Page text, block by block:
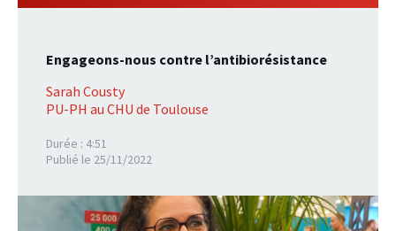
Engageons-nous contre l’antibiorésistance
Sarah Cousty
PU-PH au CHU de Toulouse
Durée : 4:51
Publié le 25/11/2022